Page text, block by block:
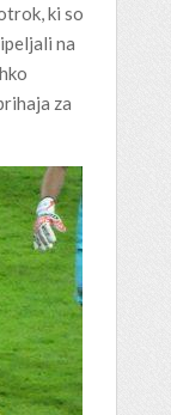
ki so
na
za